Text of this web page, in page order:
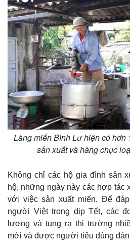
Làng miến Bình Lư hiện có hơn
sản xuất và hàng chục
Không chỉ các hộ gia đình sản
hộ, những ngày này các hợp tác
với việc sản xuất miến. Để
người Việt trong dịp Tết, các
lượng và tung ra thị trường
mới và được người tiêu dùng